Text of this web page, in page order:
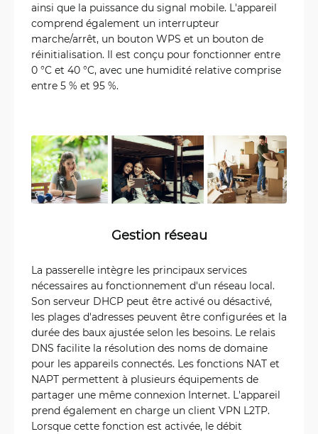
ainsi que la puissance du signal mobile. L'appareil
comprend également un interrupteur
marche/arrêt, un bouton WPS et un bouton de
réinitialisation. Il est conçu pour fonctionner entre
0 °C et 40 °C, avec une humidité relative comprise
entre 5 % et 95 %.
Gestion réseau
La passerelle intègre les principaux services
nécessaires au fonctionnement d'un réseau local.
Son serveur DHCP peut être activé ou désactivé,
les plages d'adresses peuvent être configurées et la
durée des baux ajustée selon les besoins. Le relais
DNS facilite la résolution des noms de domaine
pour les appareils connectés. Les fonctions NAT et
NAPT permettent à plusieurs équipements de
partager une même connexion Internet. L'appareil
prend également en charge un client VPN L2TP.
Lorsque cette fonction est activée, le débit